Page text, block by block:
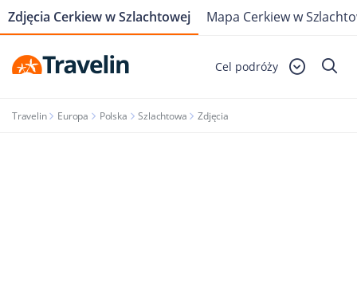
Cel podróży
Travelin Europa Polska Szlachtowa Zdjęcia
Zdjęcia Cerkiew w Szlachtowej Mapa Cerkiew w